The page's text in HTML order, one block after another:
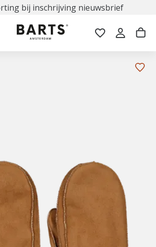
bij inschrijving nieuwsbrief